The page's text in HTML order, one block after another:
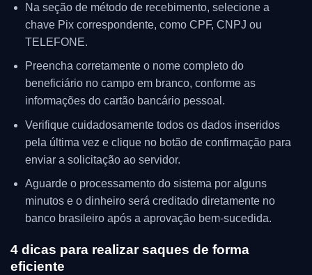
Na seção de método de recebimento, selecione a
chave Pix correspondente, como CPF, CNPJ ou
TELEFONE.
Preencha corretamente o nome completo do
beneficiário no campo em branco, conforme as
informações do cartão bancário pessoal.
Verifique cuidadosamente todos os dados inseridos
pela última vez e clique no botão de confirmação para
enviar a solicitação ao servidor.
Aguarde o processamento do sistema por alguns
minutos e o dinheiro será creditado diretamente no
banco brasileiro após a aprovação bem-sucedida.
4 dicas para realizar saques de forma
eficiente